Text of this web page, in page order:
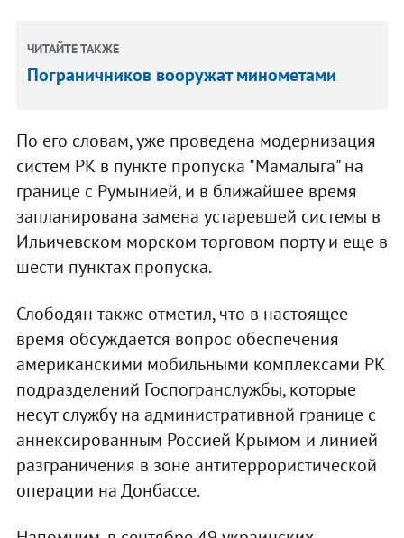
ЧИТАЙТЕ ТАКЖЕ
Пограничников вооружат минометами
По его словам, уже проведена модернизация
систем РК в пункте пропуска "Мамалыга" на
границе с Румынией, и в ближайшее время
запланирована замена устаревшей системы в
Ильичевском морском торговом порту и еще в
шести пунктах пропуска.
Слободян также отметил, что в настоящее
время обсуждается вопрос обеспечения
американскими мобильными комплексами РК
подразделений Госпогранслужбы, которые
несут службу на административной границе с
аннексированным Россией Крымом и линией
разграничения в зоне антитеррористической
операции на Донбассе.